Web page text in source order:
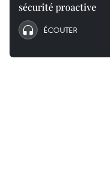
sécurité proactive
ÉCOUTER